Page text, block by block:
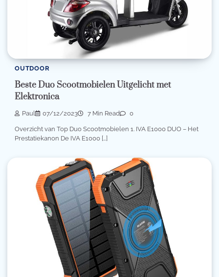
OUTDOOR
Beste Duo Scootmobielen Uitgelicht met
Elektronica
Paul 07/12/2023 7 Min Read 0
Overzicht van Top Duo Scootmobielen 1. IVA E1000 DUO – Het
Prestatiekanon De IVA E1000 […]